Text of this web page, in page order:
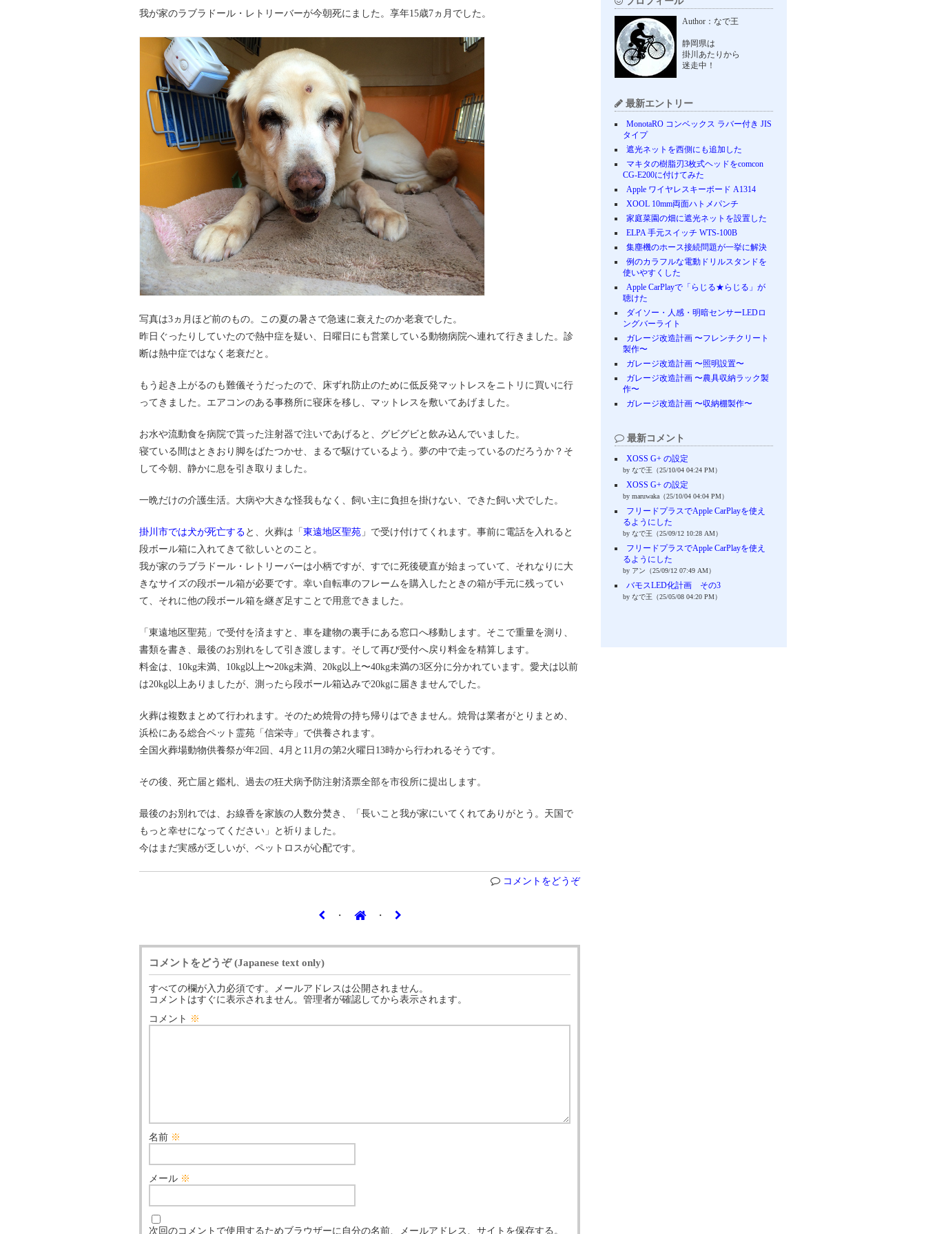
我が家のラブラドール・レトリーバーが今朝死にました。享年15歳7ヵ月でした。
写真は3ヵ月ほど前のもの。この夏の暑さで急速に衰えたのか老衰でした。
昨日ぐったりしていたので熱中症を疑い、日曜日にも営業している動物病院へ連れて行きました。診
断は熱中症ではなく老衰だと。
もう起き上がるのも難儀そうだったので、床ずれ防止のために低反発マットレスをニトリに買いに行
ってきました。エアコンのある事務所に寝床を移し、マットレスを敷いてあげました。
お水や流動食を病院で貰った注射器で注いであげると、グビグビと飲み込んでいました。
寝ている間はときおり脚をばたつかせ、まるで駆けているよう。夢の中で走っているのだろうか？そ
して今朝、静かに息を引き取りました。
一晩だけの介護生活。大病や大きな怪我もなく、飼い主に負担を掛けない、できた飼い犬でした。
掛川市では犬が死亡する と、火葬は「 東遠地区聖苑 」で受け付けてくれます。事前に電話を入れると
段ボール箱に入れてきて欲しいとのこと。
我が家のラブラドール・レトリーバーは小柄ですが、すでに死後硬直が始まっていて、それなりに大
きなサイズの段ボール箱が必要です。幸い自転車のフレームを購入したときの箱が手元に残ってい
て、それに他の段ボール箱を継ぎ足すことで用意できました。
「東遠地区聖苑」で受付を済ますと、車を建物の裏手にある窓口へ移動します。そこで重量を測り、
書類を書き、最後のお別れをして引き渡します。そして再び受付へ戻り料金を精算します。
料金は、10kg未満、10kg以上〜20kg未満、20kg以上〜40kg未満の3区分に分かれています。愛犬は以前
は20kg以上ありましたが、測ったら段ボール箱込みで20kgに届きませんでした。
火葬は複数まとめて行われます。そのため焼骨の持ち帰りはできません。焼骨は業者がとりまとめ、
浜松にある総合ペット霊苑「信栄寺」で供養されます。
全国火葬場動物供養祭が年2回、4月と11月の第2火曜日13時から行われるそうです。
その後、死亡届と鑑札、過去の狂犬病予防注射済票全部を市役所に提出します。
最後のお別れでは、お線香を家族の人数分焚き、「長いこと我が家にいてくれてありがとう。天国で
もっと幸せになってください」と祈りました。
今はまだ実感が乏しいが、ペットロスが心配です。
コメントをどうぞ
・ ・
コメントをどうぞ (Japanese text only)
すべての欄が入力必須です。メールアドレスは公開されません。
コメントはすぐに表示されません。管理者が確認してから表示されます。
コメント ※
名前 ※
メール ※
次回のコメントで使用するためブラウザーに自分の名前、メールアドレス、サイトを保存する。
Author：なで王
静岡県は
掛川あたりから
迷走中！
最新エントリー
MonotaRO コンベックス ラバー付き JIS
タイプ
遮光ネットを西側にも追加した
マキタの樹脂刃3枚式ヘッドをcomcon
CG-E200に付けてみた
Apple ワイヤレスキーボード A1314
XOOL 10mm両面ハトメパンチ
家庭菜園の畑に遮光ネットを設置した
ELPA 手元スイッチ WTS-100B
集塵機のホース接続問題が一挙に解決
例のカラフルな電動ドリルスタンドを
使いやすくした
Apple CarPlayで「らじる★らじる」が
聴けた
ダイソー・人感・明暗センサーLEDロ
ングバーライト
ガレージ改造計画 〜フレンチクリート
製作〜
ガレージ改造計画 〜照明設置〜
ガレージ改造計画 〜農具収納ラック製
作〜
ガレージ改造計画 〜収納棚製作〜
最新コメント
XOSS G+ の設定
by なで王（25/10/04 04:24 PM）
XOSS G+ の設定
by maruwaka（25/10/04 04:04 PM）
フリードプラスでApple CarPlayを使え
るようにした
by なで王（25/09/12 10:28 AM）
フリードプラスでApple CarPlayを使え
るようにした
by アン（25/09/12 07:49 AM）
バモスLED化計画 その3
by なで王（25/05/08 04:20 PM）